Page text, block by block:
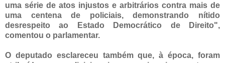
uma série de atos injustos e arbitrários contra mais de
uma centena de policiais, demonstrando nítido
desrespeito ao Estado Democrático de Direito",
comentou o parlamentar.
O deputado esclareceu também que, à época, foram